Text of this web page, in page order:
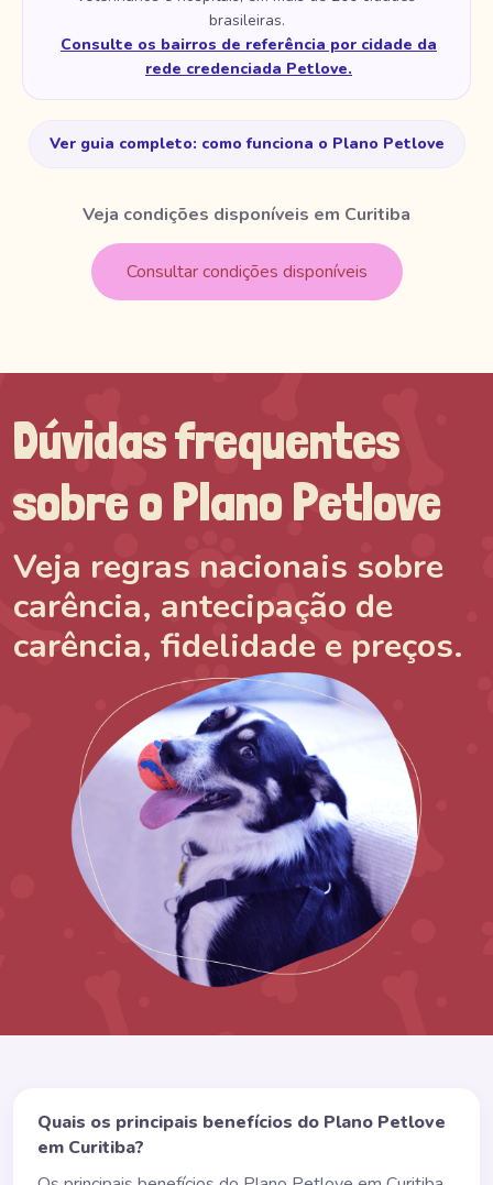
brasileiras.
Consulte os bairros de referência por cidade da
rede credenciada Petlove.
Ver guia completo: como funciona o Plano Petlove
Veja condições disponíveis em Curitiba
Consultar condições disponíveis
Dúvidas frequentes
sobre o Plano Petlove
Veja regras nacionais sobre
carência, antecipação de
carência, fidelidade e preços.
Quais os principais benefícios do Plano Petlove
em Curitiba?